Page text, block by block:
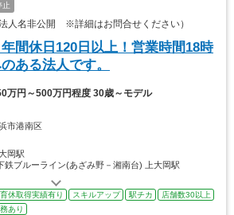
止
人名非公開 ※詳細はお問合せください）
年間休日120日以上！営業時間18時
ある法人です。
万円～500万円程度 30歳～モデル
市港南区
岡駅
鉄ブルーライン(あざみ野－湘南台) 上大岡駅
休取得実績有り スキルアップ 駅チカ
店舗数30以上
あり